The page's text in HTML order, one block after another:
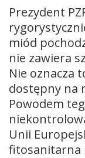
Prezydent
miód
nie zawiera
Nie oznacza
dostępny na
Powodem
Unii
fitosanitarna